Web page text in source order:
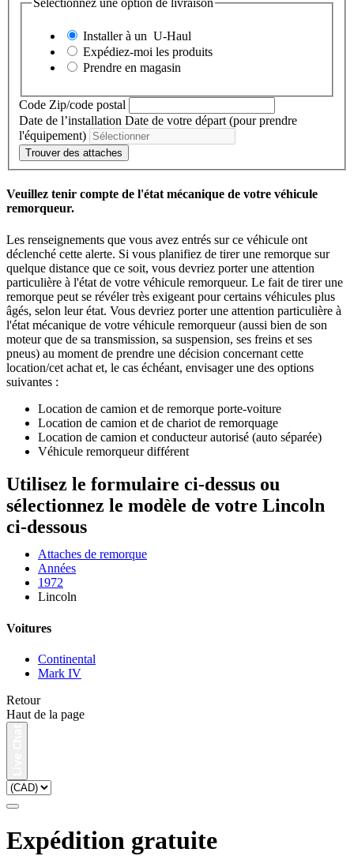
Sélectionnez une option de livraison
Installer à un U-Haul
Expédiez-moi les produits
Prendre en magasin
Code Zip/code postal
Date de l’installation Date de votre départ (pour prendre
l'équipement)
Trouver des attaches
Veuillez tenir compte de l'état mécanique de votre véhicule
remorqueur.
Les renseignements que vous avez entrés sur ce véhicule ont
déclenché cette alerte. Si vous planifiez de tirer une remorque sur
quelque distance que ce soit, vous devriez porter une attention
particulière à l'état de votre véhicule remorqueur. Le fait de tirer une
remorque peut se révéler très exigeant pour certains véhicules plus
âgés, selon leur état. Vous devriez porter une attention particulière à
l'état mécanique de votre véhicule remorqueur (aussi bien de son
moteur que de sa transmission, sa suspension, ses freins et ses
pneus) au moment de prendre une décision concernant cette
location/cet achat et, le cas échéant, envisager une des options
suivantes :
Location de camion et de remorque porte-voiture
Location de camion et de chariot de remorquage
Location de camion et conducteur autorisé (auto séparée)
Véhicule remorqueur différent
Utilisez le formulaire ci-dessus ou
sélectionnez le modèle de votre Lincoln
ci-dessous
Attaches de remorque
Années
1972
Lincoln
Voitures
Continental
Mark IV
Retour
Haut de la page
Expédition gratuite